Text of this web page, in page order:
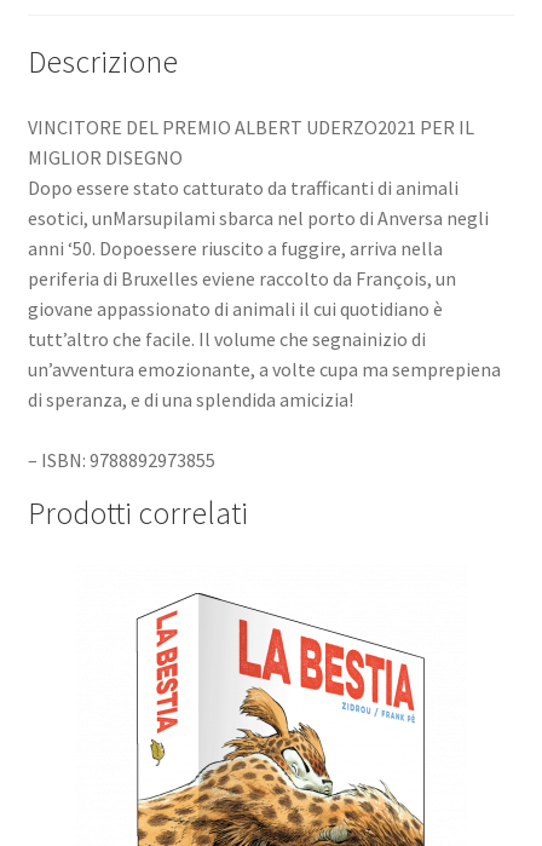
Descrizione
VINCITORE DEL PREMIO ALBERT UDERZO2021 PER IL
MIGLIOR DISEGNO
Dopo essere stato catturato da trafficanti di animali
esotici, unMarsupilami sbarca nel porto di Anversa negli
anni ‘50. Dopoessere riuscito a fuggire, arriva nella
periferia di Bruxelles eviene raccolto da François, un
giovane appassionato di animali il cui quotidiano è
tutt’altro che facile. Il volume che segnainizio di
un’avventura emozionante, a volte cupa ma semprepiena
di speranza, e di una splendida amicizia!
– ISBN: 9788892973855
Prodotti correlati